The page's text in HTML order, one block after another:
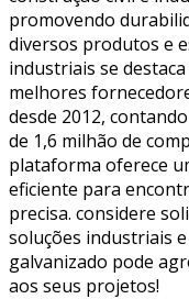
promovendo
diversos produtos e
industriais se
melhores
desde 2012,
de 1,6 milhão de
plataforma oferece
eficiente para
precisa. considere
soluções industriais
galvanizado pode
aos seus projetos!